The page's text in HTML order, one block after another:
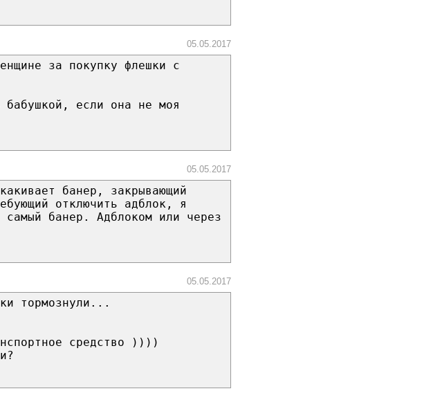
05.05.2017
за покупку флешки с
если она не моя
05.05.2017
банер, закрывающий
отключить адблок, я
банер. Адблоком или через
05.05.2017
тормознули...
средство ))))